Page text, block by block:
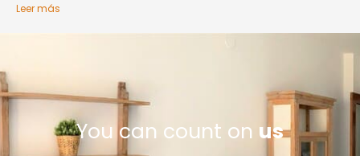
Leer más
You can count on us